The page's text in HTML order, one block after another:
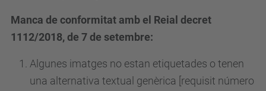
Manca de conformitat amb el Reial decret
1112/2018, de 7 de setembre:
Algunes imatges no estan etiquetades o tenen
una alternativa textual genèrica [requisit número